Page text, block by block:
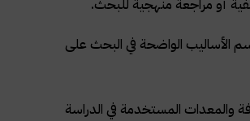
أو مراجعة منهجية للبحث.
الأساليب الواضحة في البحث على
والمعدات المستخدمة في الدراسة